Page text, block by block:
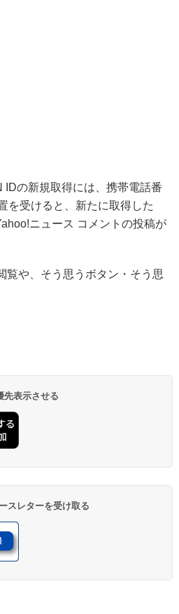
IDの新規取得には、携帯電話番
を受けると、新たに取得した
ニュース コメントの投稿が
覧や、そう思うボタン・そう思
先表示させる
スレターを受け取る